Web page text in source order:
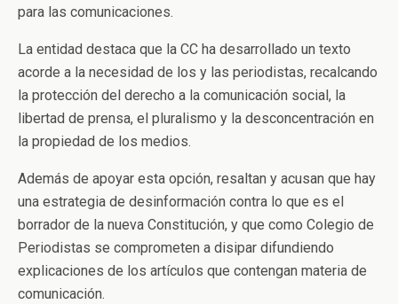
para las comunicaciones.
La entidad destaca que la CC ha desarrollado un texto
acorde a la necesidad de los y las periodistas, recalcando
la protección del derecho a la comunicación social, la
libertad de prensa, el pluralismo y la desconcentración en
la propiedad de los medios.
Además de apoyar esta opción, resaltan y acusan que hay
una estrategia de desinformación contra lo que es el
borrador de la nueva Constitución, y que como Colegio de
Periodistas se comprometen a disipar difundiendo
explicaciones de los artículos que contengan materia de
comunicación.